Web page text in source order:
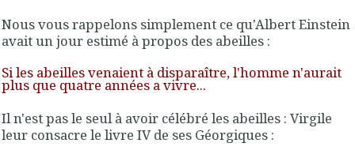
Nous vous rappelons simplement ce qu'Albert Einstein
avait un jour estimé à propos des abeilles :
Si les abeilles venaient à disparaître, l'homme n'aurait
plus que quatre années a vivre...
Il n'est pas le seul à avoir célébré les abeilles : Virgile
leur consacre le livre IV de ses Géorgiques :